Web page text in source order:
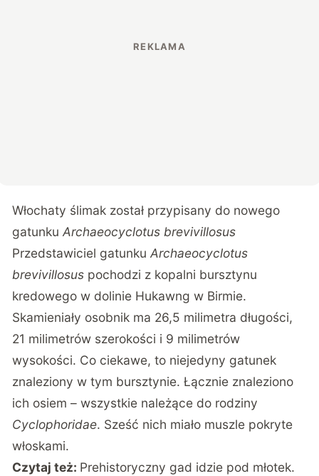
Włochaty ślimak został przypisany do nowego
gatunkuArchaeocyclotus brevivillosus
Przedstawiciel gatunku Archaeocyclotus
brevivillosus pochodzi z kopalni bursztynu
kredowego w dolinie Hukawng w Birmie.
Skamieniały osobnik ma 26,5 milimetra długości,
21 milimetrów szerokości i 9 milimetrów
wysokości. Co ciekawe, to niejedyny gatunek
znaleziony w tym bursztynie. Łącznie znaleziono
ich osiem – wszystkie należące do rodziny
Cyclophoridae. Sześć nich miało muszle pokryte
włoskami.
Czytaj też: Prehistoryczny gad idzie pod młotek.